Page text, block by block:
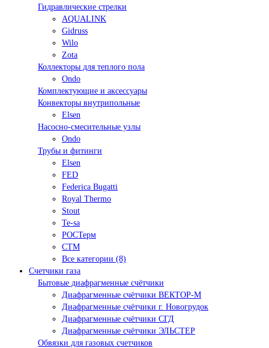
Гидравлические стрелки
AQUALINK
Gidruss
Wilo
Zota
Коллекторы для теплого пола
Ondo
Комплектующие и аксессуары
Конвекторы внутрипольные
Elsen
Насосно-смесительные узлы
Ondo
Трубы и фитинги
Elsen
FED
Federica Bugatti
Royal Thermo
Stout
Te-sa
РОСТерм
СТМ
Все категории (8)
Счетчики газа
Бытовые диафрагменные счётчики
Диафрагменные счётчики ВЕКТОР-М
Диафрагменные счётчики г. Новогрудок
Диафрагменные счётчики СГД
Диафрагменные счётчики ЭЛЬСТЕР
Обвязки для газовых счетчиков